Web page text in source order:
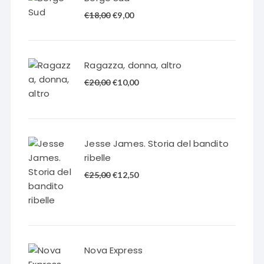
€18,00 Il
€18,00.
€9,00Il
€9,00.
Ragazza, donna, altro
€20,00 Il
€20,00.
€10,00Il
€10,00.
Jesse James. Storia del bandito
ribelle
€25,00 Il
€12,50Il
Nova Express